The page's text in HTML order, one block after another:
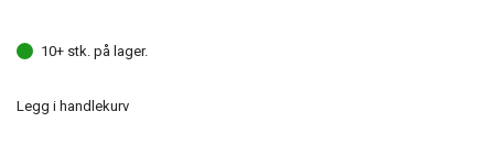
10+ stk. på lager.
Legg i handlekurv